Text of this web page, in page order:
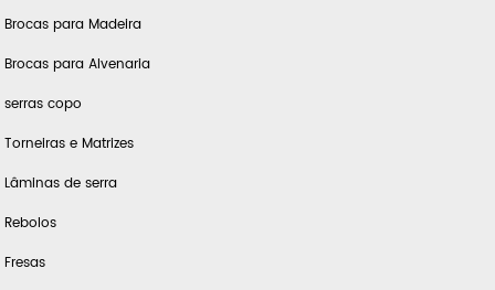
Brocas para Madeira
Brocas para Alvenaria
serras copo
Torneiras e Matrizes
Lâminas de serra
Rebolos
Fresas